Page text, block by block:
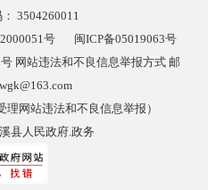
3504260011
号
闽ICP备05019063号
网站违法和不良信息举报方式 邮
理网站违法和不良信息举报）
县人民政府.政务